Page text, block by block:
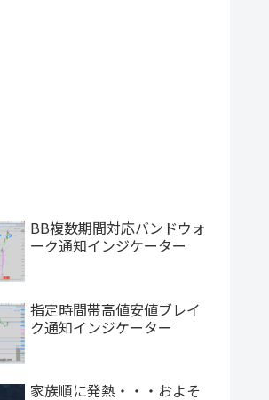
BB複数期間対応バンドウォ
ーク通知インジケーター
指定時間帯高値安値ブレイ
ク通知インジケーター
家族順に発熱・・・およそ